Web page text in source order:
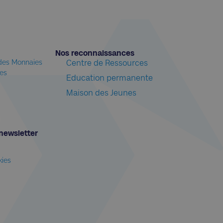
Monnaies
Nos reconnaissances​
Centre de Ressources
Education permanente
Maison des Jeunes